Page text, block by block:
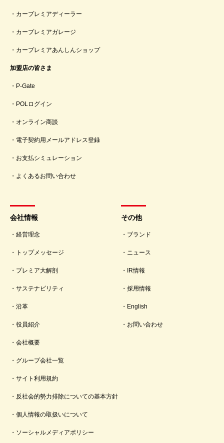
カープレミアディーラー
カープレミアガレージ
カープレミアあんしんショップ
加盟店の皆さま
P-Gate
POLログイン
オンライン商談
電子契約用メールアドレス登録
お支払シミュレーション
よくあるお問い合わせ
会社情報
経営理念
トップメッセージ
プレミア大解剖
サステナビリティ
沿革
役員紹介
会社概要
グループ会社一覧
サイト利用規約
反社会的勢力排除についての基本方針
個人情報の取扱いについて
ソーシャルメディアポリシー
その他
ブランド
ニュース
IR情報
採用情報
English
お問い合わせ